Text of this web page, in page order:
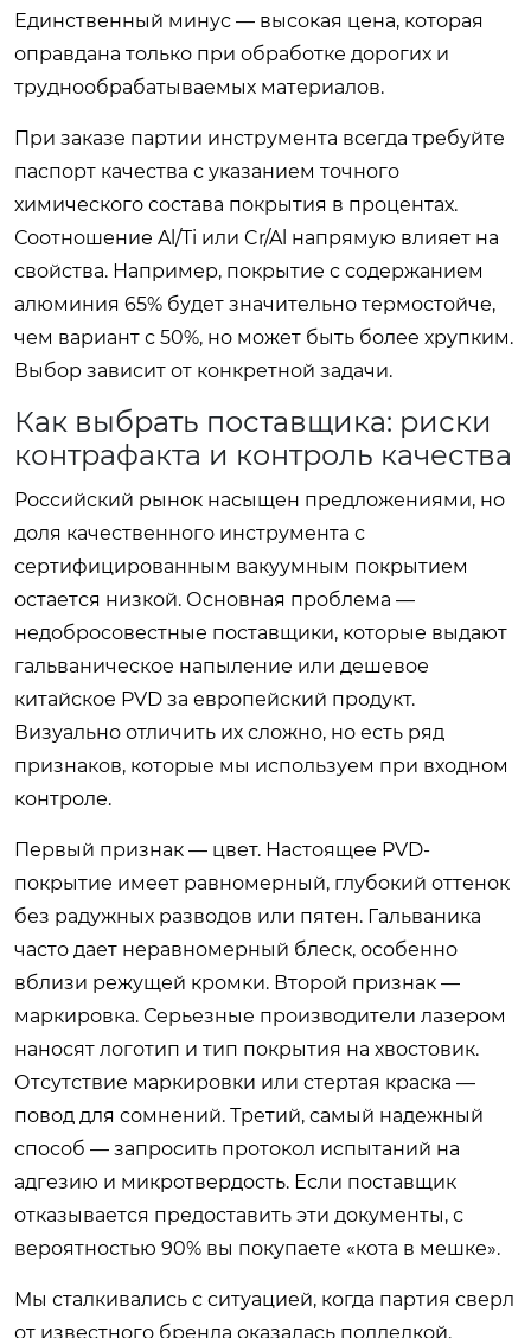
Единственный минус — высокая цена, которая
оправдана только при обработке дорогих и
труднообрабатываемых материалов.
При заказе партии инструмента всегда требуйте
паспорт качества с указанием точного
химического состава покрытия в процентах.
Соотношение Al/Ti или Cr/Al напрямую влияет на
свойства. Например, покрытие с содержанием
алюминия 65% будет значительно термостойче,
чем вариант с 50%, но может быть более хрупким.
Выбор зависит от конкретной задачи.
Как выбрать поставщика: риски
контрафакта и контроль качества
Российский рынок насыщен предложениями, но
доля качественного инструмента с
сертифицированным вакуумным покрытием
остается низкой. Основная проблема —
недобросовестные поставщики, которые выдают
гальваническое напыление или дешевое
китайское PVD за европейский продукт.
Визуально отличить их сложно, но есть ряд
признаков, которые мы используем при входном
контроле.
Первый признак — цвет. Настоящее PVD-
покрытие имеет равномерный, глубокий оттенок
без радужных разводов или пятен. Гальваника
часто дает неравномерный блеск, особенно
вблизи режущей кромки. Второй признак —
маркировка. Серьезные производители лазером
наносят логотип и тип покрытия на хвостовик.
Отсутствие маркировки или стертая краска —
повод для сомнений. Третий, самый надежный
способ — запросить протокол испытаний на
адгезию и микротвердость. Если поставщик
отказывается предоставить эти документы, с
вероятностью 90% вы покупаете «кота в мешке».
Мы сталкивались с ситуацией, когда партия сверл
от известного бренда оказалась подделкой.